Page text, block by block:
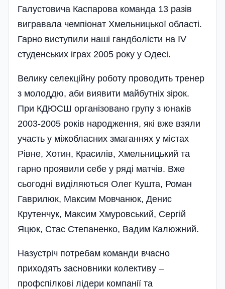
Галустовича Каспарова команда 13 разів
вигравала чемпіонат Хмельницької області.
Гарно виступили наші гандболі­сти на IV
студенських іграх 2005 року у Одесі.
Велику селекційну роботу проводить тренер
з молоддю, аби виявити майбутніх зірок.
При КДЮСШ організовано групу з юнаків
2003-2005 років народження, які вже взяли
участь у міжобласних змаганнях у містах
Рівне, Хотин, Красилів, Хмельницький та
гарно проявили себе у ряді матчів. Вже
сьогодні виді­ляються Олег Кушта, Роман
Гаврилюк, Максим Мовчанюк, Денис
Крутенчук, Максим Хмуровський, Сергій
Яцюк, Стас Степаненко, Вадим Калюжний.
Назустріч потребам команди вчасно
приходять засновники колективу –
профспілкові лідери компанії та